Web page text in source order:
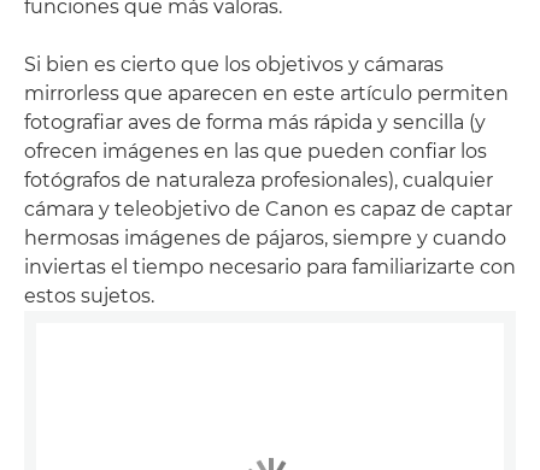
funciones que más valoras.
Si bien es cierto que los objetivos y cámaras
mirrorless que aparecen en este artículo permiten
fotografiar aves de forma más rápida y sencilla (y
ofrecen imágenes en las que pueden confiar los
fotógrafos de naturaleza profesionales), cualquier
cámara y teleobjetivo de Canon es capaz de captar
hermosas imágenes de pájaros, siempre y cuando
inviertas el tiempo necesario para familiarizarte con
estos sujetos.